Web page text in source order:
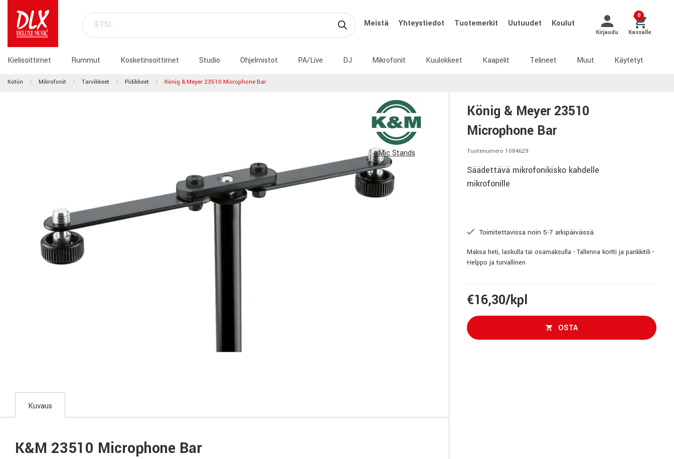
Meistä Yhteystiedot Tuotemerkit Uutuudet Koulut
Kirjaudu
0
Kassalle
Kielisoittimet Rummut Kosketinsoittimet Studio Ohjelmistot PA/Live DJ Mikrofonit Kuulokkeet Kaapelit Telineet Muut Käytetyt
Kotiin Mikrofonit Tarvikkeet Pidikkeet König & Meyer 23510 Microphone Bar
Mic Stands
König & Meyer 23510
Microphone Bar
Tuotenumero 1084629
Säädettävä mikrofonikisko kahdelle
mikrofonille
Toimitettavissa noin 5-7 arkipäivässä
Maksa heti, laskulla tai osamaksulla - Tallenna kortti ja pankkitili -
Helppo ja turvallinen
€16,30/kpl
OSTA
Kuvaus
K&M 23510 Microphone Bar